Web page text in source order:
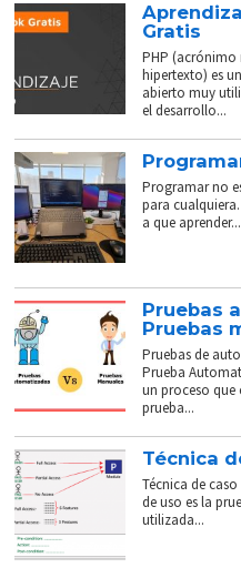
Gratis
PHP (acrónimo
hipertexto) es
abierto muy
el desarrollo...
Programar no
para
a que aprender...
Pruebas
Pruebas
Pruebas de
Prueba
un proceso que
prueba...
Técnica
Técnica de
de uso es la
utilizada...